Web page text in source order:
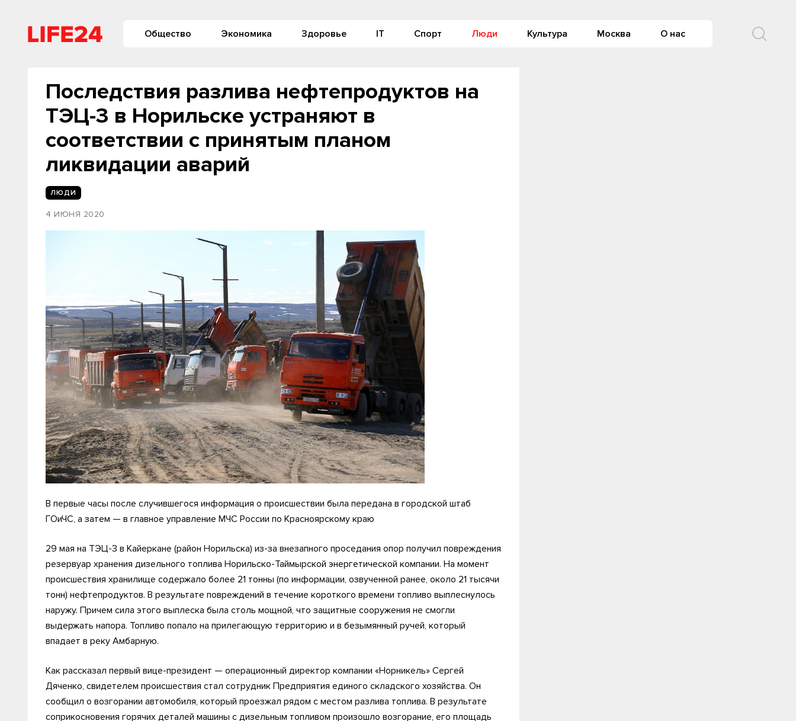
Общество Экономика Здоровье IT Спорт Люди Культура Москва О нас
Последствия разлива нефтепродуктов на
ТЭЦ-3 в Норильске устраняют в
соответствии с принятым планом
ликвидации аварий
ЛЮДИ
4 ИЮНЯ 2020
В первые часы после случившегося информация о происшествии была передана в городской штаб
ГОиЧС, а затем — в главное управление МЧС России по Красноярскому краю
29 мая на ТЭЦ-3 в Кайеркане (район Норильска) из-за внезапного проседания опор получил повреждения
резервуар хранения дизельного топлива Норильско-Таймырской энергетической компании. На момент
происшествия хранилище содержало более 21 тонны (по информации, озвученной ранее, около 21 тысячи
тонн) нефтепродуктов. В результате повреждений в течение короткого времени топливо выплеснулось
наружу. Причем сила этого выплеска была столь мощной, что защитные сооружения не смогли
выдержать напора. Топливо попало на прилегающую территорию и в безымянный ручей, который
впадает в реку Амбарную.
Как рассказал первый вице-президент — операционный директор компании «Норникель» Сергей
Дяченко, свидетелем происшествия стал сотрудник Предприятия единого складского хозяйства. Он
сообщил о возгорании автомобиля, который проезжал рядом с местом разлива топлива. В результате
соприкосновения горячих деталей машины с дизельным топливом произошло возгорание, его площадь